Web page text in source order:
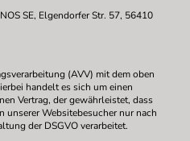
SE, Elgendorfer Str. 57, 56410
(AVV) mit dem oben
handelt es sich um einen
Vertrag, der gewährleistet, dass
unserer Websitebesucher nur nach
der DSGVO verarbeitet.